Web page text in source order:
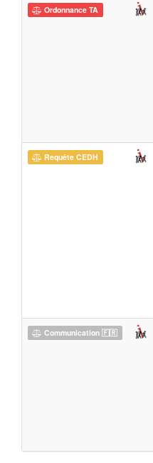
Ordonnance TA
Requête CEDH
Communication 🇫🇷